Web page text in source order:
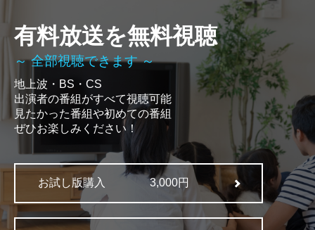
有料放送を無料視聴
～ 全部視聴できます ～
地上波・BS・CS
出演者の番組がすべて視聴可能
見たかった番組や初めての番組
ぜひお楽しみください！
お試し版購入 3,000円